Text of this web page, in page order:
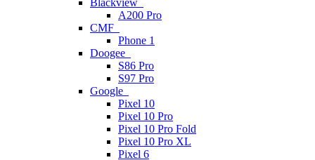
Blackview
A200 Pro
CMF
Phone 1
Doogee
S86 Pro
S97 Pro
Google
Pixel 10
Pixel 10 Pro
Pixel 10 Pro Fold
Pixel 10 Pro XL
Pixel 6